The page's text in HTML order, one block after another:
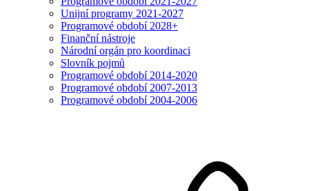
Unijní programy 2021-2027
Programové období 2028+
Finanční nástroje
Národní orgán pro koordinaci
Slovník pojmů
Programové období 2014-2020
Programové období 2007-2013
Programové období 2004-2006